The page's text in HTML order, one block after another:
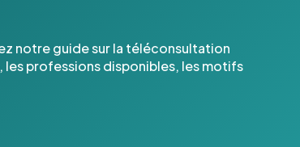
notre guide sur la téléconsultation
les professions disponibles, les motifs